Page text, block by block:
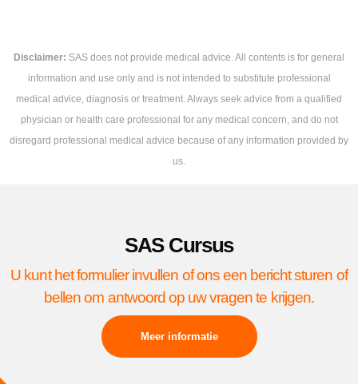
Disclaimer: SAS does not provide medical advice. All contents is for general
information and use only and is not intended to substitute professional
medical advice, diagnosis or treatment. Always seek advice from a qualified
physician or health care professional for any medical concern, and do not
disregard professional medical advice because of any information provided by
us.
SAS Cursus
U kunt het formulier invullen of ons een bericht sturen of
bellen om antwoord op uw vragen te krijgen.
Meer informatie